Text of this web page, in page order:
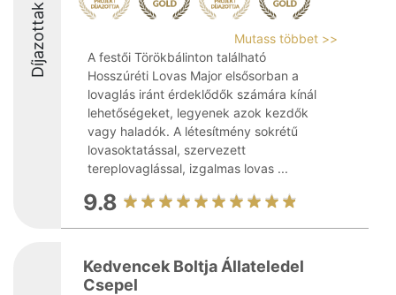
Díjazottak
Mutass többet >>
A festői Törökbálinton található
Hosszúréti Lovas Major elsősorban a
lovaglás iránt érdeklődők számára kínál
lehetőségeket, legyenek azok kezdők
vagy haladók. A létesítmény sokrétű
lovasoktatással, szervezett
tereplovaglással, izgalmas lovas ...
9.8
Kedvencek Boltja Állateledel
Csepel